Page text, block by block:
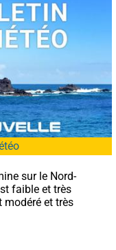
sur le Nord-
faible et très
modéré et très